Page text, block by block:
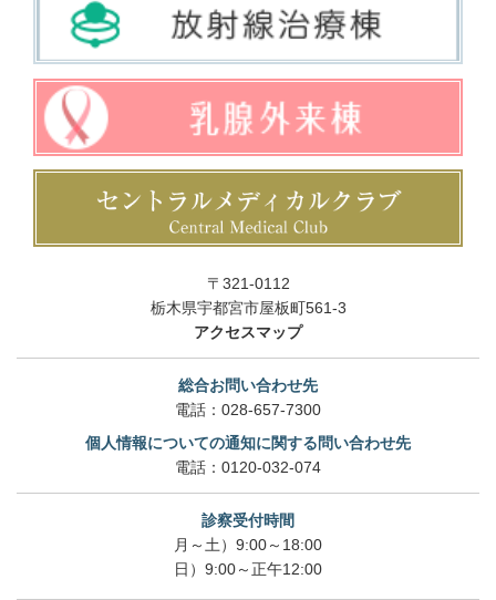
〒321-0112
栃木県宇都宮市屋板町561-3
アクセスマップ
総合お問い合わせ先
電話： 028-657-7300
個人情報についての通知に関する問い合わせ先
電話： 0120-032-074
診察受付時間
月～土）9:00～18:00
日）9:00～正午12:00